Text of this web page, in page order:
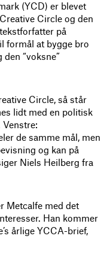
(YCD) er blevet
Circle og den
på
formål at bygge bro
“voksne”
Circle, så står
lidt med en politisk
de samme mål, men
og kan på
Niels Heilberg fra
Metcalfe med det
Han kommer
årlige YCCA-brief,